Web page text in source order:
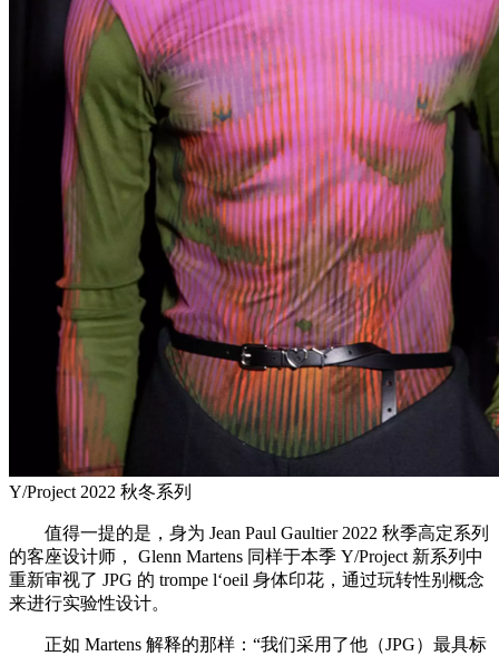
Y/Project 2022 秋冬系列
值得一提的是，身为 Jean Paul Gaultier 2022 秋季高定系列
的客座设计师， Glenn Martens 同样于本季 Y/Project 新系列中
重新审视了 JPG 的 trompe l‘oeil 身体印花，通过玩转性别概念
来进行实验性设计。
正如 Martens 解释的那样：“我们采用了他（JPG）最具标